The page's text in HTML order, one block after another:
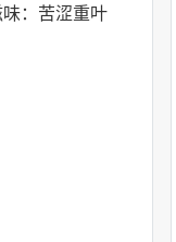
：苦涩重叶